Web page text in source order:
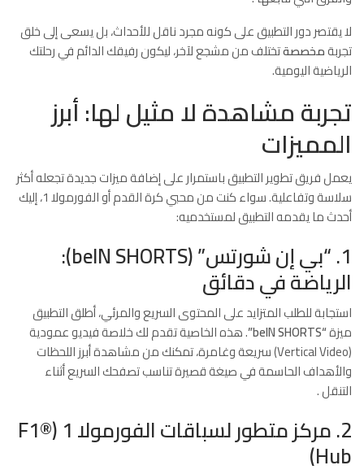
لا يقتصر دور التطبيق على كونه مجرد ناقل للأحداث، بل يسعى إلى خلق
تجربةمخصصةتختلف من مشجع لآخر، ليكون رفيقك الدائم في رحلتك
الرياضية اليومية.
تجربة مشاهدة لا مثيل لها: أبرز
المميزات
يعمل فريق تطوير التطبيق باستمرار على إضافة ميزات جديدة تجعله أكثر
سلاسة وتفاعلية. سواء كنت من محبي كرة القدم أو الفورمولا 1، إليك
أحدث ما يقدمه التطبيق لمستخدميه:
1. “بي إن شورتس” (beIN SHORTS):
الرياضة في دقائق
استجابة للطلب المتزايد على المحتوى السريع والمرئي، أطلق التطبيق
ميزة“beIN SHORTS”
. هذه الخاصية تقدم لك خلاصة فيديو عمودية
(Vertical Video) سريعة وغامرة، تمكنك من مشاهدة أبرز اللحظات
والأهداف الحاسمة في صيغة قصيرة تناسب تصفحك السريع أثناء
التنقل.
2. مركز متطور لسباقات الفورمولا 1 (F1®
Hub)